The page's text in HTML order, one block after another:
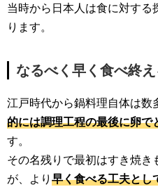
当時から日本人は食に対す
ります。
なるべく早く食べ終
江戸時代から鍋料理自体は数
的には調理工程の最後に卵で
す。
その名残りで最初はすき焼き
が、より 早く食べる工夫とし